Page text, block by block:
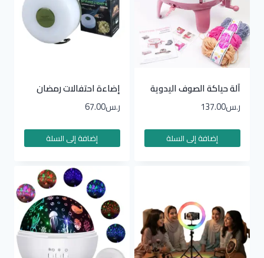
آلة حياكة الصوف اليدوية
ر.س137.00
إضافة إلى السلة
إضاءة احتفالات رمضان
ر.س67.00
إضافة إلى السلة